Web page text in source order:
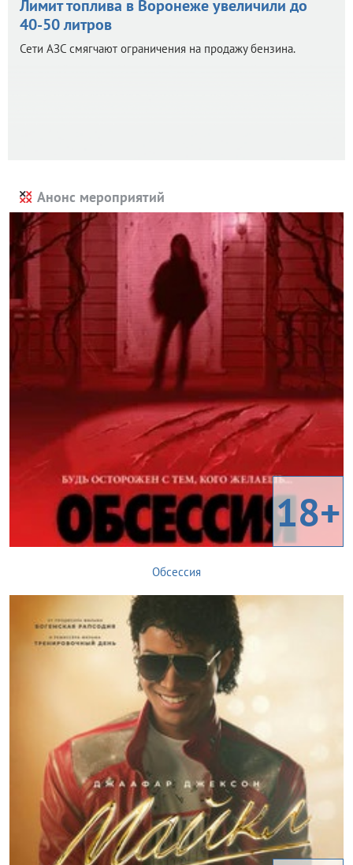
Лимит топлива в Воронеже увеличили до
40-50 литров
Сети АЗС смягчают ограничения на продажу бензина.
Анонс мероприятий
18+
Обсессия